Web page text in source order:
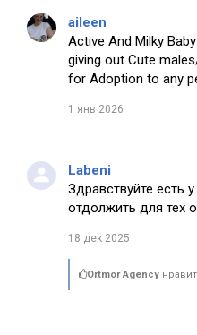
aileen
Active And Milky
giving out Cute
for Adoption to any
1 янв 2026
Labeni
Здравствуйте есть
отдолжить для тех
18 дек 2025
Ortmor Agency